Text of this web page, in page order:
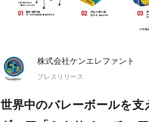
株式会社ケンエレファント
プレスリリース
世界中のバレーボールを